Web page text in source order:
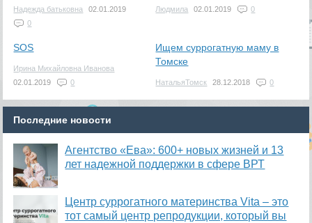
Надежда батьковна
02.01.2019
0
Людмила 02.01.2019 0
SOS
Ирина Михайловна Иванова
02.01.2019
0
Ищем суррогатную маму в
Томске
НатальяТомск 28.12.2018 0
Последние новости
Агентство «Ева»: 600+ новых жизней и 13
лет надежной поддержки в сфере ВРТ
​Центр суррогатного материнства Vita – это
тот самый центр репродукции, который вы